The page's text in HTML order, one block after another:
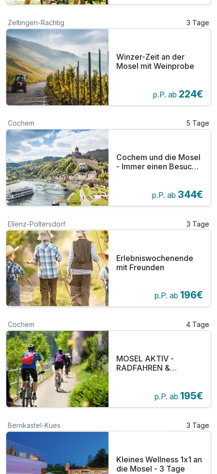
Zeltingen-Rachtig 3 Tage
Winzer-Zeit an der
Mosel mit Weinprobe
p.P. ab 224€
Cochem 5 Tage
Cochem und die Mosel
- Immer einen Besuch
p.P. ab 344€
Ellenz-Poltersdorf 3 Tage
Erlebniswochenende
mit Freunden
p.P. ab 196€
Cochem 4 Tage
MOSEL AKTIV -
RADFAHREN &
p.P. ab 195€
Bernkastel-Kues 3 Tage
Kleines Wellness 1x1 an
die Mosel - 3 Tage